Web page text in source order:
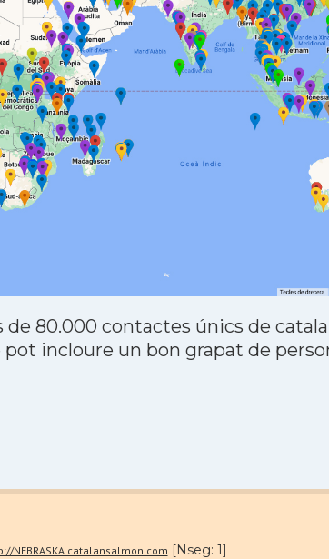
80.000 contactes únics de
incloure un bon grapat de
NEBRASKA.catalansalmon.com [Nseg: 1]